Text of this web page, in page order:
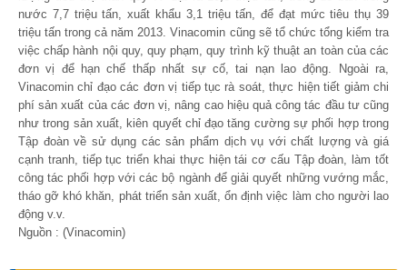
nước 7,7 triệu tấn, xuất khẩu 3,1 triệu tấn, để đạt mức tiêu thụ 39
triệu tấn trong cả năm 2013. Vinacomin cũng sẽ tổ chức tổng kiểm tra
việc chấp hành nội quy, quy phạm, quy trình kỹ thuật an toàn của các
đơn vị để hạn chế thấp nhất sự cố, tai nạn lao động. Ngoài ra,
Vinacomin chỉ đạo các đơn vị tiếp tục rà soát, thực hiện tiết giảm chi
phí sản xuất của các đơn vị, nâng cao hiệu quả công tác đầu tư cũng
như trong sản xuất, kiên quyết chỉ đạo tăng cường sự phối hợp trong
Tập đoàn về sử dụng các sản phẩm dịch vụ với chất lượng và giá
cạnh tranh, tiếp tục triển khai thực hiện tái cơ cấu Tập đoàn, làm tốt
công tác phối hợp với các bộ ngành để giải quyết những vướng mắc,
tháo gỡ khó khăn, phát triển sản xuất, ổn định việc làm cho người lao
động v.v.
Nguồn : (Vinacomin)